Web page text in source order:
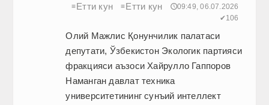
≡Етти кун ≡Етти кун
🕔09:49, 06.07.2026
✔106
Олий Мажлис Қонунчилик палатаси
депутати, Ўзбекистон Экологик партияси
фракцияси аъзоси Хайрулло Гаппоров
Наманган давлат техника
университетининг сунъий интеллект